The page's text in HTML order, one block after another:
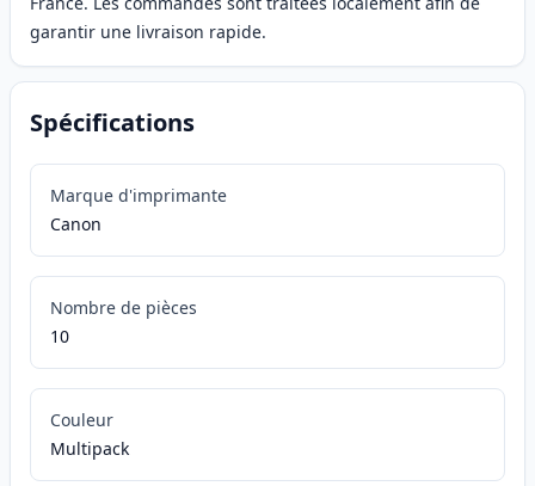
garantir une livraison rapide.
Spécifications
Marque d'imprimante
Canon
Nombre de pièces
10
Couleur
Multipack